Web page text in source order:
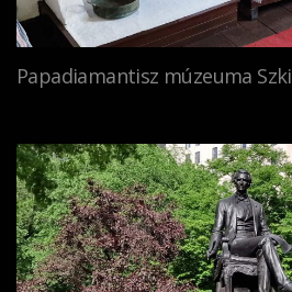
Papadiamantisz múzeuma